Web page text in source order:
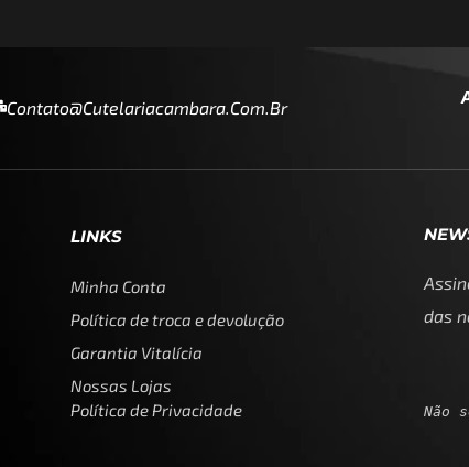
Contato@cutelariacambara.com.br
LINKS
Minha Conta
Política de troca e devolução
Garantia Vitalícia
Nossas Lojas
Política de Privacidade
das
Não